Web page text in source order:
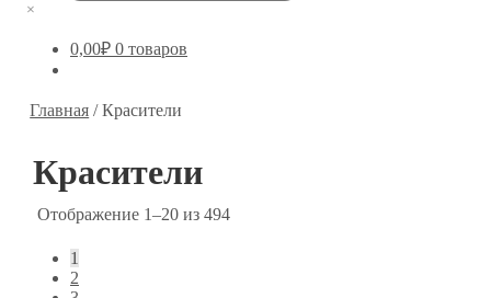
×
0,00₽ 0 товаров
Главная /Красители
Красители
Отображение 1–20 из 494
1
2